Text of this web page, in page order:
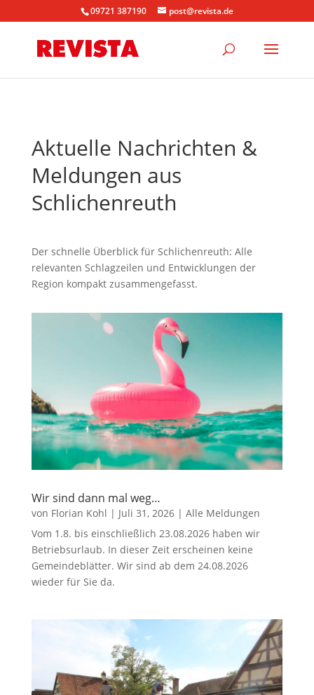
09721 387190 post@revista.de
Aktuelle Nachrichten &
Meldungen aus
Schlichenreuth
Der schnelle Überblick für Schlichenreuth: Alle
relevanten Schlagzeilen und Entwicklungen der
Region kompakt zusammengefasst.
Wir sind dann mal weg…
von Florian Kohl | Juli 31, 2026| Alle Meldungen
Vom 1.8. bis einschließlich 23.08.2026 haben wir
Betriebsurlaub. In dieser Zeit erscheinen keine
Gemeindeblätter. Wir sind ab dem 24.08.2026
wieder für Sie da.